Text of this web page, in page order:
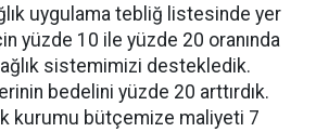
uygulama tebliğ listesinde yer
yüzde 10 ile yüzde 20 oranında
sistemimizi destekledik.
bedelini yüzde 20 arttırdık.
kurumu bütçemize maliyeti 7